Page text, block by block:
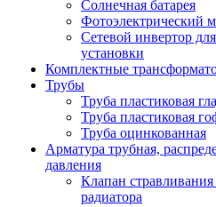
Солнечная батарея
Фотоэлектрический
Сетевой инвертор
установки
Комплектные
Трубы
Труба пластиковая
Труба пластиковая
Труба оцинкованная
Арматура трубная,
давления
Клапан стравливания
радиатора